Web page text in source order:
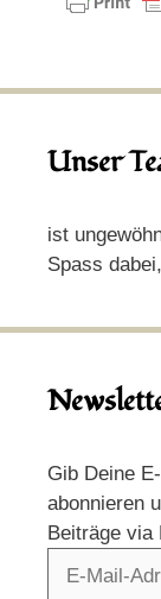
Unser
ist
Spass
Gib Deine
abonnieren
Beiträge via